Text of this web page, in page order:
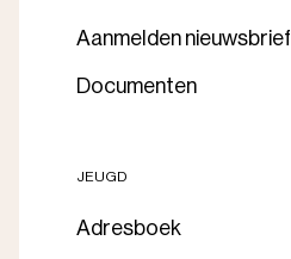
Aanmelden nieuwsbrief
Documenten
JEUGD
Adresboek